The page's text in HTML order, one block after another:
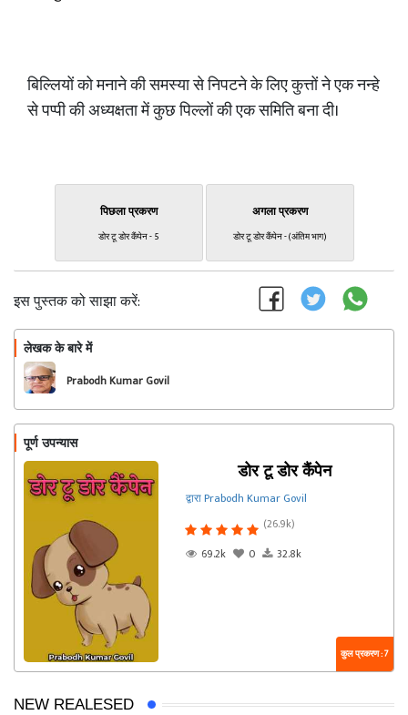
बिल्लियों को मनाने की समस्या से निपटने के लिए कुत्तों ने एक नन्हे
से पप्पी की अध्यक्षता में कुछ पिल्लों की एक समिति बना दी।
पिछला प्रकरण
डोर टू डोर कैंपेन - 5
अगला प्रकरण
डोर टू डोर कैंपेन - (अंतिम भाग)
इस पुस्तक को साझा करें:
लेखक के बारे में
Prabodh Kumar Govil
पूर्ण उपन्यास
डोर टू डोर कैंपेन
द्वारा Prabodh Kumar Govil
(26.9k)
69.2k
0 32.8k
कुल प्रकरण : 7
NEW REALESED